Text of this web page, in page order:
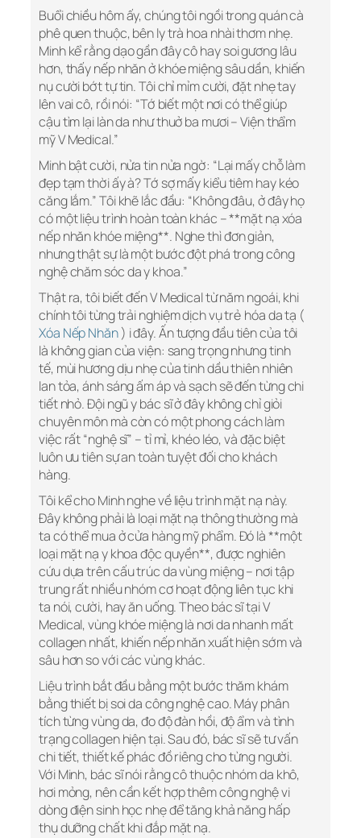
Buổi chiều hôm ấy, chúng tôi ngồi trong quán cà
phê quen thuộc, bên ly trà hoa nhài thơm nhẹ.
Minh kể rằng dạo gần đây cô hay soi gương lâu
hơn, thấy nếp nhăn ở khóe miệng sâu dần, khiến
nụ cười bớt tự tin. Tôi chỉ mỉm cười, đặt nhẹ tay
lên vai cô, rồi nói: “Tớ biết một nơi có thể giúp
cậu tìm lại làn da như thuở ba mươi – Viện thẩm
mỹ V Medical.”
Minh bật cười, nửa tin nửa ngờ: “Lại mấy chỗ làm
đẹp tạm thời ấy à? Tớ sợ mấy kiểu tiêm hay kéo
căng lắm.” Tôi khẽ lắc đầu: “Không đâu, ở đây họ
có một liệu trình hoàn toàn khác – **mặt nạ xóa
nếp nhăn khóe miệng**. Nghe thì đơn giản,
nhưng thật sự là một bước đột phá trong công
nghệ chăm sóc da y khoa.”
Thật ra, tôi biết đến V Medical từ năm ngoái, khi
chính tôi từng trải nghiệm dịch vụ trẻ hóa da tạ (
Xóa Nếp Nhăn) i đây. Ấn tượng đầu tiên của tôi
là không gian của viện: sang trọng nhưng tinh
tế, mùi hương dịu nhẹ của tinh dầu thiên nhiên
lan tỏa, ánh sáng ấm áp và sạch sẽ đến từng chi
tiết nhỏ. Đội ngũ y bác sĩ ở đây không chỉ giỏi
chuyên môn mà còn có một phong cách làm
việc rất “nghệ sĩ” – tỉ mỉ, khéo léo, và đặc biệt
luôn ưu tiên sự an toàn tuyệt đối cho khách
hàng.
Tôi kể cho Minh nghe về liệu trình mặt nạ này.
Đây không phải là loại mặt nạ thông thường mà
ta có thể mua ở cửa hàng mỹ phẩm. Đó là **một
loại mặt nạ y khoa độc quyền**, được nghiên
cứu dựa trên cấu trúc da vùng miệng – nơi tập
trung rất nhiều nhóm cơ hoạt động liên tục khi
ta nói, cười, hay ăn uống. Theo bác sĩ tại V
Medical, vùng khóe miệng là nơi da nhanh mất
collagen nhất, khiến nếp nhăn xuất hiện sớm và
sâu hơn so với các vùng khác.
Liệu trình bắt đầu bằng một bước thăm khám
bằng thiết bị soi da công nghệ cao. Máy phân
tích từng vùng da, đo độ đàn hồi, độ ẩm và tình
trạng collagen hiện tại. Sau đó, bác sĩ sẽ tư vấn
chi tiết, thiết kế phác đồ riêng cho từng người.
Với Minh, bác sĩ nói rằng cô thuộc nhóm da khô,
hơi mỏng, nên cần kết hợp thêm công nghệ vi
dòng điện sinh học nhẹ để tăng khả năng hấp
thụ dưỡng chất khi đắp mặt nạ.